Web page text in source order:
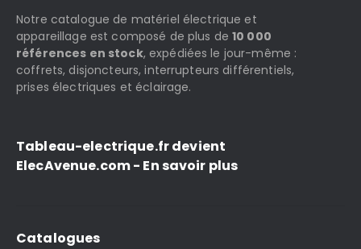
Notre catalogue de matériel électrique et
appareillage est composé de plus de10 000
références en stock, expédiées le jour-même :
coffrets, disjoncteurs, interrupteurs différentiels,
prises électriques et éclairage.
Tableau-electrique.fr devient
ElecAvenue.com - En savoir plus
Catalogues